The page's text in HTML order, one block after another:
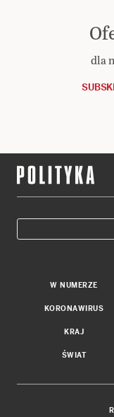
dla
W NUMERZE
KORONAWIRUS
KRAJ
ŚWIAT